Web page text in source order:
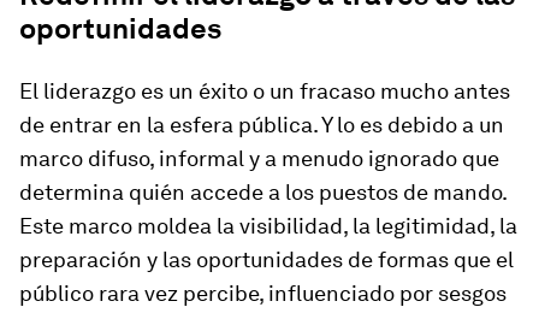
oportunidades
El liderazgo es un éxito o un fracaso mucho antes
de entrar en la esfera pública. Y lo es debido a un
marco difuso, informal y a menudo ignorado que
determina quién accede a los puestos de mando.
Este marco moldea la visibilidad, la legitimidad, la
preparación y las oportunidades de formas que el
público rara vez percibe, influenciado por sesgos